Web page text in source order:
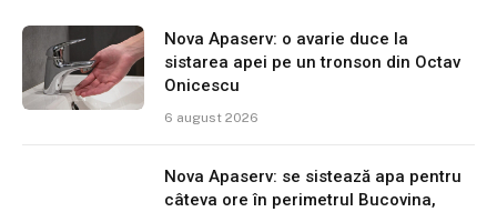
Nova Apaserv: o avarie duce la
sistarea apei pe un tronson din Octav
Onicescu
6 august 2026
Nova Apaserv: se sistează apa pentru
câteva ore în perimetrul Bucovina,